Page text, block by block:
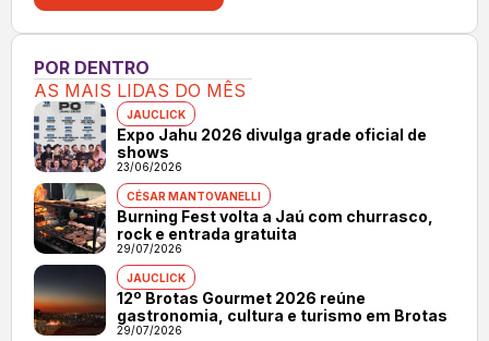
POR DENTRO
AS MAIS LIDAS DO MÊS
JAUCLICK
Expo Jahu 2026 divulga grade oficial de
shows
23/06/2026
CÉSAR MANTOVANELLI
Burning Fest volta a Jaú com churrasco,
rock e entrada gratuita
29/07/2026
JAUCLICK
12º Brotas Gourmet 2026 reúne
gastronomia, cultura e turismo em Brotas
29/07/2026